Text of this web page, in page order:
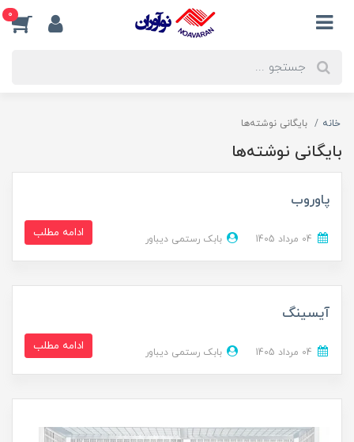
0
خانه بایگانی نوشته‌ها
بایگانی نوشته‌ها
پاوروب
بابک رستمی دیباور ادامه مطلب
آیسینگ
بابک رستمی دیباور ادامه مطلب